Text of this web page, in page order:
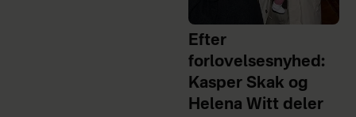
Efter
forlovelsesnyhed:
Kasper Skak og
Helena Witt deler